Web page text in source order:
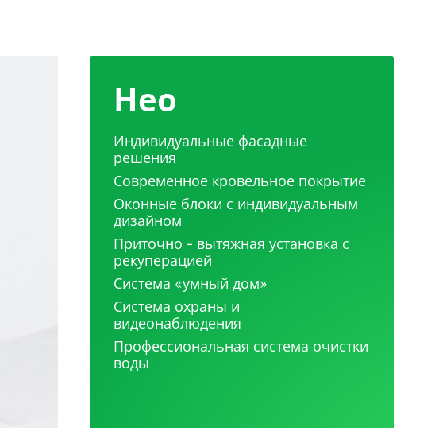
Нео
Индивидуальные фасадные
решения
Современное кровельное покрытие
Оконные блоки с индивидуальным
дизайном
Приточно - вытяжная установка с
рекуперацией
Система «умный дом»
Система охраны и
видеонаблюдения
Профессиональная система очистки
воды